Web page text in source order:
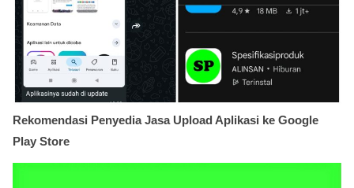
Rekomendasi Penyedia Jasa Upload Aplikasi ke Google
Play Store